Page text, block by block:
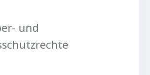
und